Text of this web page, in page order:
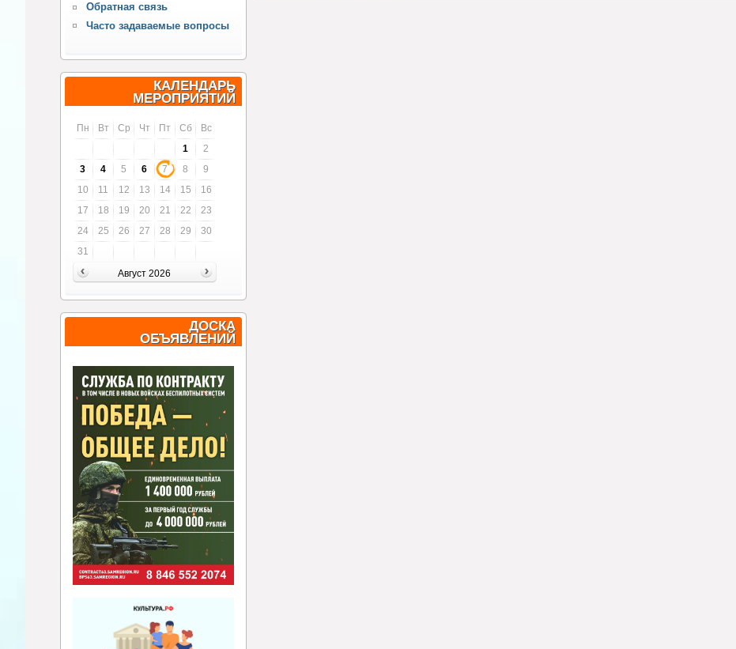
Обратная связь
Часто задаваемые вопросы
КАЛЕНДАРЬ
МЕРОПРИЯТИЙ
Пн Вт Ср Чт Пт Сб
Вс
1
2
3
4 5 6 7 8
9
10
11 12 13 14 15
16
17
18 19 20 21 22
23
24
25 26 27 28 29
30
31
Август 2026
ДОСКА
ОБЪЯВЛЕНИЙ